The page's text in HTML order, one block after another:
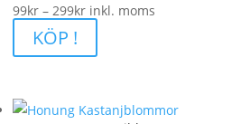
99kr – 299krPrisintervall:
till
inkl. moms
KÖP !